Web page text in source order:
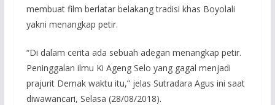
membuat film berlatar belakang tradisi khas Boyolali
yakni menangkap petir.
“Di dalam cerita ada sebuah adegan menangkap petir.
Peninggalan ilmu Ki Ageng Selo yang gagal menjadi
prajurit Demak waktu itu,” jelas Sutradara Agus ini saat
diwawancari, Selasa (28/08/2018).